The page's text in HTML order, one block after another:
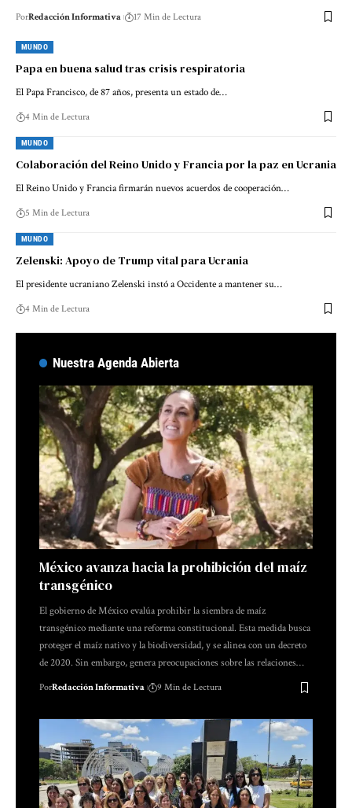
PorRedacción Informativa 17 Min de Lectura
MUNDO
Papa en buena salud tras crisis respiratoria
El Papa Francisco, de 87 años, presenta un estado de…
4 Min de Lectura
MUNDO
Colaboración del Reino Unido y Francia por la paz en Ucrania
El Reino Unido y Francia firmarán nuevos acuerdos de cooperación…
5 Min de Lectura
MUNDO
Zelenski: Apoyo de Trump vital para Ucrania
El presidente ucraniano Zelenski instó a Occidente a mantener su…
4 Min de Lectura
Nuestra Agenda Abierta
México avanza hacia la prohibición del maíz
transgénico
El gobierno de México evalúa prohibir la siembra de maíz
transgénico mediante una reforma constitucional. Esta medida busca
proteger el maíz nativo y la biodiversidad, y se alinea con un decreto
de 2020. Sin embargo, genera preocupaciones sobre las relaciones…
PorRedacción Informativa 9 Min de Lectura